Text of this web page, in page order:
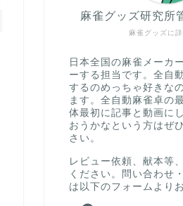
麻雀グッズに
麻雀グッズ研究所
日本全国の麻雀メーカ
ーする担当です。全自
するのめっちゃ好きな
ます。全自動麻雀卓の
体最初に記事と動画に
おうかなという方はぜ
さい。
レビュー依頼、献本等
ください。問い合わせ
は以下のフォームより